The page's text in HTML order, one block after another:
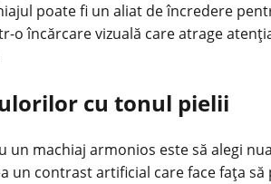
poate fi un aliat de încredere
o încărcare vizuală care atrage
cu tonul pielii
un machiaj armonios este să alegi
un contrast artificial care face fața